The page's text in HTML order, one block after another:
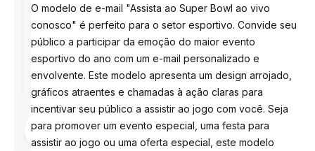
por
Anastasiia
O modelo de e-mail "Assista ao Super Bowl ao vivo
conosco" é perfeito para o setor esportivo. Convide seu
público a participar da emoção do maior evento
esportivo do ano com um e-mail personalizado e
envolvente. Este modelo apresenta um design arrojado,
gráficos atraentes e chamadas à ação claras para
incentivar seu público a assistir ao jogo com você. Seja
para promover um evento especial, uma festa para
assistir ao jogo ou uma oferta especial, este modelo